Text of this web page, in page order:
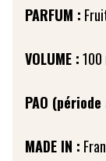
PARFUM :
VOLUME :
PAO
MADE IN :